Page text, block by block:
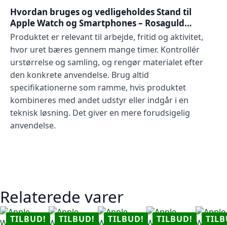
Hvordan bruges og vedligeholdes Stand til
Apple Watch og Smartphones – Rosaguld…
Produktet er relevant til arbejde, fritid og aktivitet,
hvor uret bæres gennem mange timer. Kontrollér
urstørrelse og samling, og rengør materialet efter
den konkrete anvendelse. Brug altid
specifikationerne som ramme, hvis produktet
kombineres med andet udstyr eller indgår i en
teknisk løsning. Det giver en mere forudsigelig
anvendelse.
Relaterede varer
TILBUD! TILBUD! TILBUD! TILBUD!